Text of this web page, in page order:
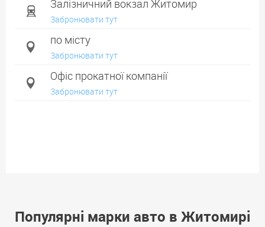
Залізничний вокзал Житомир
Забронювати тут
по місту
Забронювати тут
Офіс прокатної компанії
Забронювати тут
Популярні марки авто в Житомирі